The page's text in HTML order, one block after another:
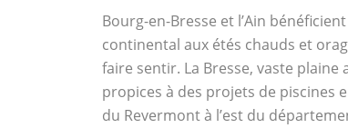
Bourg-en-Bresse et l’Ain
continental aux étés chauds et
faire sentir. La Bresse, vaste
propices à des projets de piscines
du Revermont à l’est du